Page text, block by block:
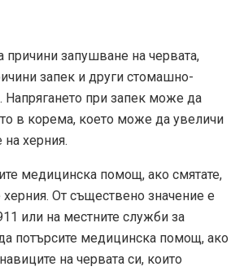
запушване на червата,
запек и други стомашно-
при запек може да
в корема, което може да увеличи
на херния.
медицинска помощ, ако смятате,
От съществено значение е
или на местните служби за
потърсите медицинска помощ, ако
на червата си, които